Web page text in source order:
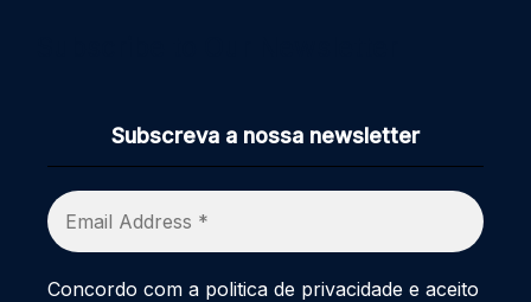
Subscreva a nossa newsletter
Concordo com a politica de privacidade e aceito